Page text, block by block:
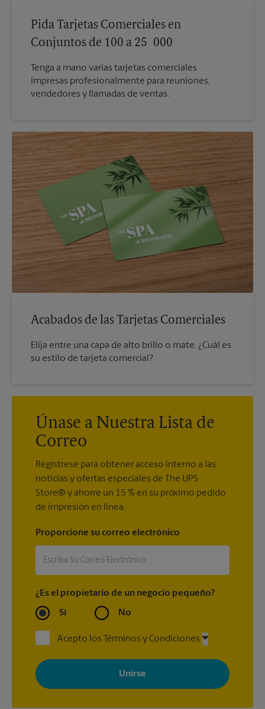
Pida Tarjetas Comerciales en
Conjuntos de 100 a 25 000
Tenga a mano varias tarjetas comerciales
impresas profesionalmente para reuniones,
vendedores y llamadas de ventas.
Acabados de las Tarjetas Comerciales
Elija entre una capa de alto brillo o mate. ¿Cuál es
su estilo de tarjeta comercial?
Únase a Nuestra Lista de
Correo
Regístrese para obtener acceso interno a las
noticias y ofertas especiales de The UPS
Store® y ahorre un 15 % en su próximo pedido
de impresión en línea.
Proporcione su correo electrónico
¿Es el propietario de un negocio pequeño?
Sí No
Acepto los Términos y Condiciones
Al registrarse, acepta recibir correos electrónicos de The UPS
Store con noticias, ofertas especiales, promociones y mensajes
adaptados a sus intereses. Puede darse de baja en cualquier
momento. Para más información, consulte nuestra política de